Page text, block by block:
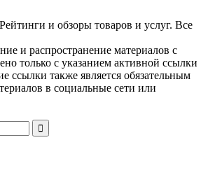
и обзоры товаров и услуг. Все
и распространение материалов с
только с указанием активной ссылки
ссылки также является обязательным
в социальные сети или